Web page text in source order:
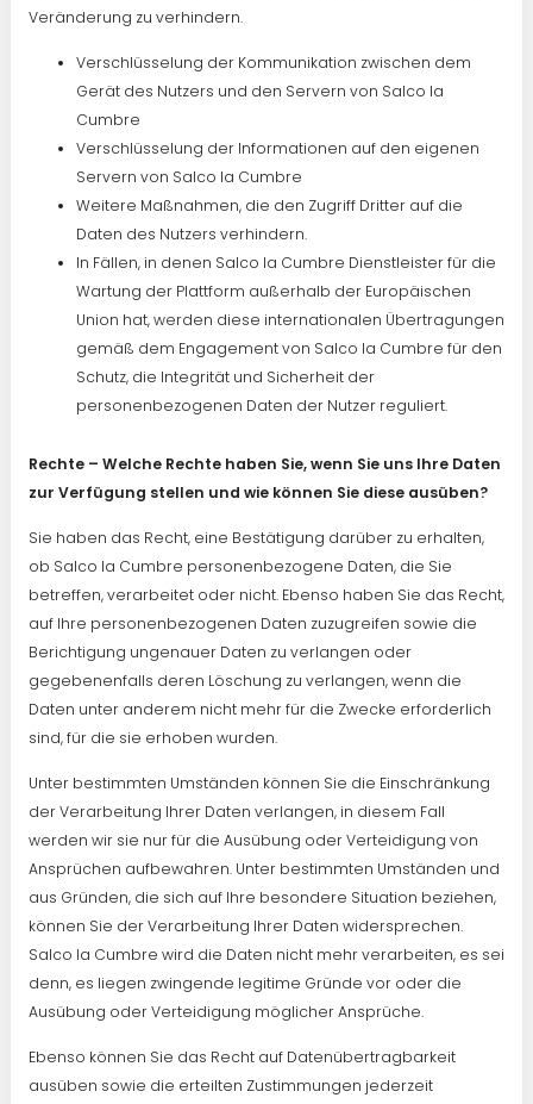
Veränderung zu verhindern.
Verschlüsselung der Kommunikation zwischen dem
Gerät des Nutzers und den Servern von Salco la
Cumbre
Verschlüsselung der Informationen auf den eigenen
Servern von Salco la Cumbre
Weitere Maßnahmen, die den Zugriff Dritter auf die
Daten des Nutzers verhindern.
In Fällen, in denen Salco la Cumbre Dienstleister für die
Wartung der Plattform außerhalb der Europäischen
Union hat, werden diese internationalen Übertragungen
gemäß dem Engagement von Salco la Cumbre für den
Schutz, die Integrität und Sicherheit der
personenbezogenen Daten der Nutzer reguliert.
Rechte – Welche Rechte haben Sie, wenn Sie uns Ihre Daten
zur Verfügung stellen und wie können Sie diese ausüben?
Sie haben das Recht, eine Bestätigung darüber zu erhalten,
ob Salco la Cumbre personenbezogene Daten, die Sie
betreffen, verarbeitet oder nicht. Ebenso haben Sie das Recht,
auf Ihre personenbezogenen Daten zuzugreifen sowie die
Berichtigung ungenauer Daten zu verlangen oder
gegebenenfalls deren Löschung zu verlangen, wenn die
Daten unter anderem nicht mehr für die Zwecke erforderlich
sind, für die sie erhoben wurden.
Unter bestimmten Umständen können Sie die Einschränkung
der Verarbeitung Ihrer Daten verlangen, in diesem Fall
werden wir sie nur für die Ausübung oder Verteidigung von
Ansprüchen aufbewahren. Unter bestimmten Umständen und
aus Gründen, die sich auf Ihre besondere Situation beziehen,
können Sie der Verarbeitung Ihrer Daten widersprechen.
Salco la Cumbre wird die Daten nicht mehr verarbeiten, es sei
denn, es liegen zwingende legitime Gründe vor oder die
Ausübung oder Verteidigung möglicher Ansprüche.
Ebenso können Sie das Recht auf Datenübertragbarkeit
ausüben sowie die erteilten Zustimmungen jederzeit